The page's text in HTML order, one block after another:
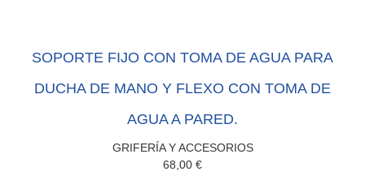
SOPORTE FIJO CON TOMA DE AGUA PARA
DUCHA DE MANO Y FLEXO CON TOMA DE
AGUA A PARED.
GRIFERÍA Y ACCESORIOS
68,00 €